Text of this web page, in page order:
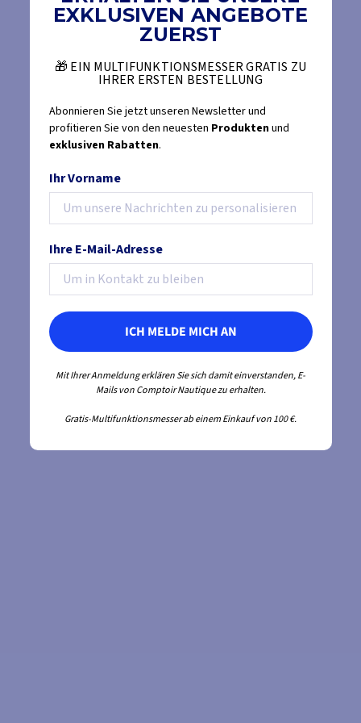
EXKLUSIVEN ANGEBOTE
ZUERST
🎁 EIN MULTIFUNKTIONSMESSER GRATIS ZU
IHRER ERSTEN BESTELLUNG
Abonnieren Sie jetzt unseren Newsletter und
profitieren Sie von den neuesten Produktenund
exklusiven Rabatten.
Ihr Vorname
Ihre E-Mail-Adresse
ICH MELDE MICH AN
Mit Ihrer Anmeldung erklären Sie sich damit einverstanden, E-
Mails von Comptoir Nautique zu erhalten.
Gratis-Multifunktionsmesser ab einem Einkauf von 100 €.